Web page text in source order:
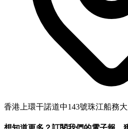
香港上環干諾道中143號珠江船務